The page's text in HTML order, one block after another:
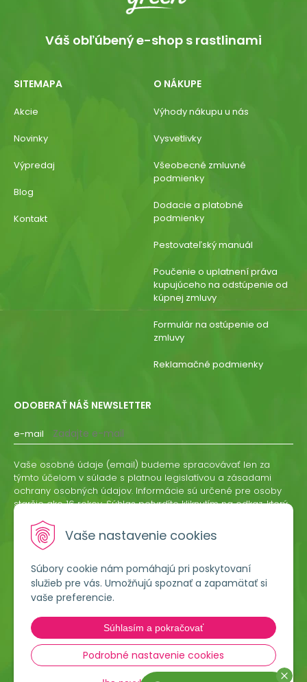
Vaše nastavenie cookies
Súbory cookie nám pomáhajú pri poskytovaní
služieb pre vás. Umožňujú spoznať a zapamätať si
vaše preferencie.
Súhlasím a pokračovať
Podrobné nastavenie cookies
Lumigreen, s.r.o.
Hradská 535
966 54 Tekovské Nemce
Váš obľúbený e-shop s rastlinami
SITEMAPA
Akcie
Novinky
Výpredaj
Blog
Kontakt
O NÁKUPE
Výhody nákupu u nás
Vysvetlivky
Všeobecné zmluvné
podmienky
Dodacie a platobné
podmienky
Pestovateľský manuál
Poučenie o uplatnení práva
kupujúceho na odstúpenie od
kúpnej zmluvy
Formulár na ostúpenie od
zmluvy
Reklamačné podmienky
ODOBERAŤ NÁŠ NEWSLETTER
e-mail
ODOBERAŤ
Vaše osobné údaje (email) budeme spracovávať len za
týmto účelom v súlade s platnou legislatívou a zásadami
ochrany osobných údajov. Informácie sú určené pre osoby
staršie ako 16 rokov. Súhlas potvrdíte kliknutím na odkaz, ktorý
odvolať písomne, emailom alebo kliknutím na odkaz z
ktoréhokoľvek informačného emailu.